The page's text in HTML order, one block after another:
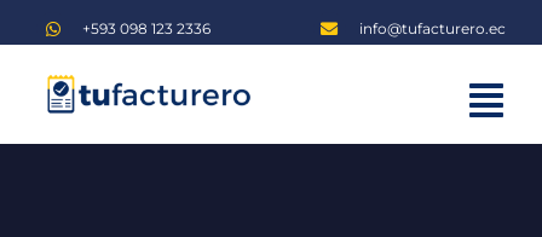
al
contenido
+593 098 123 2336 info@tufacturero.ec
Home